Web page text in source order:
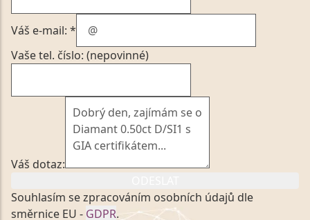
Váš e-mail: *
Vaše tel. číslo: (nepovinné)
Váš dotaz:
Souhlasím se zpracováním osobních údajů dle
směrnice EU - GDPR.